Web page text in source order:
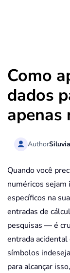
Como
dados
apenas
AuthorSiluvia
Quando você
numéricos
específicos na
entradas de
pesquisas — é
entrada
símbolos
para alcançar